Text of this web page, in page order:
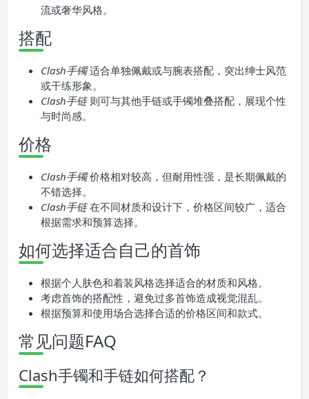
流或奢华风格。
搭配
Clash手镯适合单独佩戴或与腕表搭配，突出绅士风范
或干练形象。
Clash手链则可与其他手链或手镯堆叠搭配，展现个性
与时尚感。
价格
Clash手镯价格相对较高，但耐用性强，是长期佩戴的
不错选择。
Clash手链在不同材质和设计下，价格区间较广，适合
根据需求和预算选择。
如何选择适合自己的首饰
根据个人肤色和着装风格选择适合的材质和风格。
考虑首饰的搭配性，避免过多首饰造成视觉混乱。
根据预算和使用场合选择合适的价格区间和款式。
常见问题FAQ
Clash手镯和手链如何搭配？